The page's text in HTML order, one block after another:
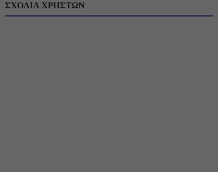
ΣΧΟΛΙΑ ΧΡΗΣΤΩΝ